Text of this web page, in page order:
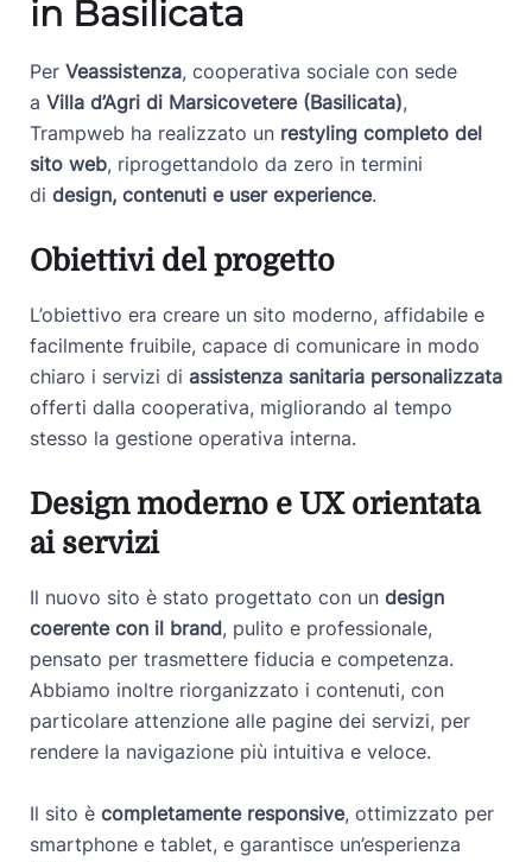
in Basilicata
Per Veassistenza, cooperativa sociale con sede
a Villa d’Agri di Marsicovetere (Basilicata),
Trampweb ha realizzato un restyling completo del
sito web, riprogettandolo da zero in termini
di design, contenuti e user experience.
Obiettivi del progetto
L’obiettivo era creare un sito moderno, affidabile e
facilmente fruibile, capace di comunicare in modo
chiaro i servizi di assistenza sanitaria personalizzata
offerti dalla cooperativa, migliorando al tempo
stesso la gestione operativa interna.
Design moderno e UX orientata
ai servizi
Il nuovo sito è stato progettato con un design
coerente con il brand, pulito e professionale,
pensato per trasmettere fiducia e competenza.
Abbiamo inoltre riorganizzato i contenuti, con
particolare attenzione alle pagine dei servizi, per
rendere la navigazione più intuitiva e veloce.
Il sito è completamente responsive, ottimizzato per
smartphone e tablet, e garantisce un’esperienza